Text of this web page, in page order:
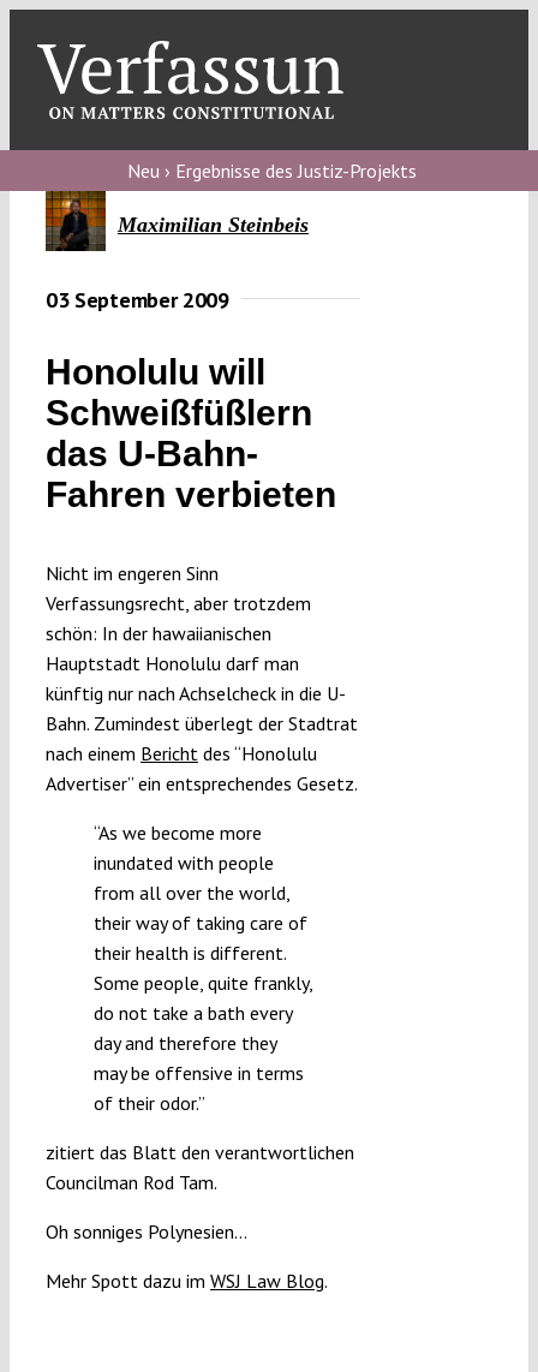
content
blog
Verfassungs
Verfassungs
Verfassungs
editorial
About
Funding
Projects
Neu › Ergebnisse des Justiz-Projekts
Maximilian Steinbeis
03 September 2009
Honolulu will
Schweißfüßlern
das U-Bahn-
Fahren verbieten
Nicht im engeren Sinn
Verfassungsrecht, aber trotzdem
schön: In der hawaiianischen
Hauptstadt Honolulu darf man
künftig nur nach Achselcheck in die U-
Bahn. Zumindest überlegt der Stadtrat
nach einem Berichtdes “Honolulu
Advertiser” ein entsprechendes Gesetz.
“As we become more
inundated with people
from all over the world,
their way of taking care of
their health is different.
Some people, quite frankly,
do not take a bath every
day and therefore they
may be offensive in terms
of their odor.”
zitiert das Blatt den verantwortlichen
Councilman Rod Tam.
Oh sonniges Polynesien…
Mehr Spott dazu im WSJ Law Blog.